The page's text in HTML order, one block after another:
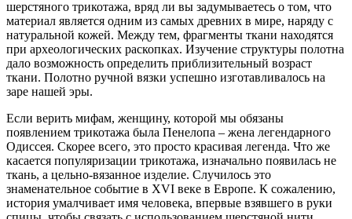
шерстяного трикотажа, вряд ли вы задумываетесь о том, что
материал является одним из самых древних в мире, наряду с
натуральной кожей. Между тем, фрагменты ткани находятся
при археологических раскопках. Изучение структуры полотна
дало возможность определить приблизительный возраст
ткани. Полотно ручной вязки успешно изготавливалось на
заре нашей эры.
Если верить мифам, женщину, которой мы обязаны
появлением трикотажа была Пенелопа – жена легендарного
Одиссея. Скорее всего, это просто красивая легенда. Что же
касается популяризации трикотажа, изначально появилась не
ткань, а цельно-вязанное изделие. Случилось это
знаменательное событие в XVI веке в Европе. К сожалению,
история умалчивает имя человека, впервые взявшего в руки